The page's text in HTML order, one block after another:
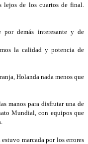
lejos de los cuartos de final.
demás interesante y de
la calidad y potencia de
Holanda nada menos que
manos para disfrutar una de
Mundial, con equipos que
marcada por los errores